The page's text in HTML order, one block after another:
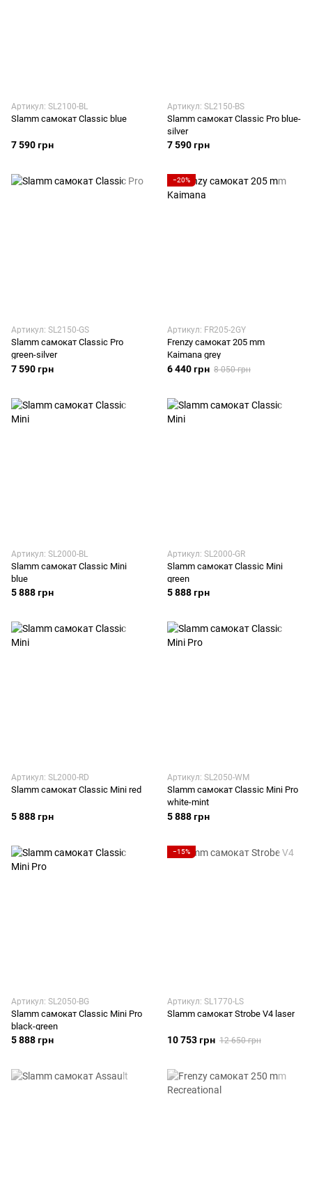
Артикул: SL2100-BL
Slamm самокат Classic blue
7 590 грн
Артикул: SL2150-BS
Slamm самокат Classic Pro blue-
silver
7 590 грн
Артикул: SL2150-GS
Slamm самокат Classic Pro
green-silver
7 590 грн
−20%
Артикул: FR205-2GY
Frenzy самокат 205 mm
Kaimana grey
6 440 грн 8 050 грн
Артикул: SL2000-BL
Slamm самокат Classic Mini
blue
5 888 грн
Артикул: SL2000-GR
Slamm самокат Classic Mini
green
5 888 грн
Артикул: SL2000-RD
Slamm самокат Classic Mini red
5 888 грн
Артикул: SL2050-WM
Slamm самокат Classic Mini Pro
white-mint
5 888 грн
Артикул: SL2050-BG
Slamm самокат Classic Mini Pro
black-green
5 888 грн
−15%
Артикул: SL1770-LS
Slamm самокат Strobe V4 laser
10 753 грн 12 650 грн